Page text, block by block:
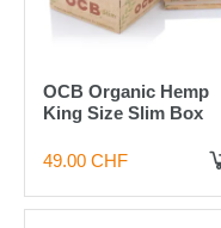
OCB Organic Hemp
King Size Slim Box
49.00 CHF